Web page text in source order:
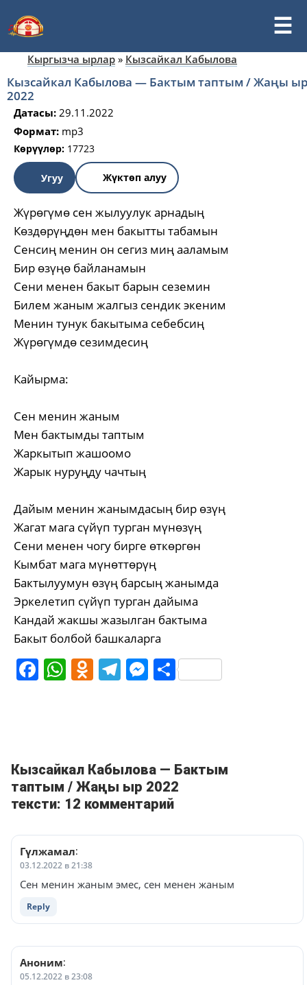
Кыргызча ырлар » Кызсайкал Кабылова
Кызсайкал Кабылова — Бактым таптым / Жаңы
2022
Датасы: 29.11.2022
Формат: mp3
Көрүүлөр: 17723
Угуу Жүктөп алуу
Жүрөгүмө сен жылуулук арнадың
Көздөрүңдөн мен бакытты табамын
Сенсиң менин он сегиз миң ааламым
Бир өзүңө байланамын
Сени менен бакыт барын сеземин
Билем жаным жалгыз сендик экеним
Менин тунук бакытыма себебсиң
Жүрөгүмдө сезимдесиң
Кайырма:
Сен менин жаным
Мен бактымды таптым
Жаркытып жашоомо
Жарык нуруңду чачтың
Дайым менин жанымдасың бир өзүң
Жагат мага сүйүп турган мүнөзүң
Сени менен чогу бирге өткөргөн
Кымбат мага мүнөттөрүң
Бактылуумун өзүң барсың жанымда
Эркелетип сүйүп турган дайыма
Кандай жакшы жазылган бактыма
Бакыт болбой башкаларга
Facebook
WhatsApp
Odnoklassniki
Telegram
Messenger
Share
Кызсайкал Кабылова — Бактым
таптым / Жаңы ыр 2022
тексти: 12 комментарий
Гүлжамал:
03.12.2022 в 21:38
Сен менин жаным эмес, сен менен жаным
Reply
Аноним:
05.12.2022 в 23:08